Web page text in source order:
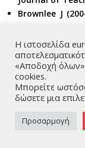
Brownlee J
model of
Brownlee and
Epistemology
of Thinking
Education -18
Cantilio,
Η ιστοσελίδα
«Αποδοχή
cookies.
Μπορείτε
δώσετε μια
Προσαρμογή